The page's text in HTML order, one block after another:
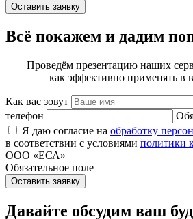
Оставить заявку
Всё покажем и дадим
Проведём презентацию наших
как эффективно применять в
Как вас зовут
телефон
Я даю согласие на обработку
в соответствии с условиями политики
ООО «ЕСА»
Обязательное поле
Оставить заявку
Давайте обсудим ваш